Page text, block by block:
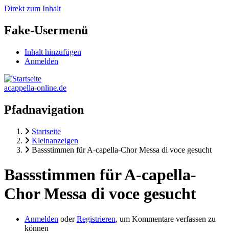
Direkt zum Inhalt
Fake-Usermenü
Inhalt hinzufügen
Anmelden
acappella-online.de
Pfadnavigation
Startseite
Kleinanzeigen
Bassstimmen für A-capella-Chor Messa di voce gesucht
Bassstimmen für A-capella-
Chor Messa di voce gesucht
Anmelden oderRegistrieren, um Kommentare verfassen zu
können